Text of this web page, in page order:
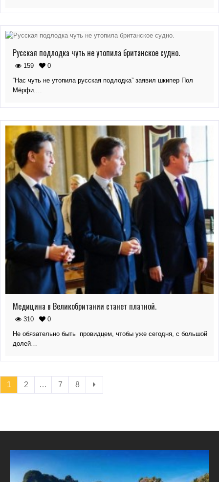
Русская подлодка чуть не утопила британское судно.
159
0
“Нас чуть не утопила русская подлодка” заявил шкипер Пол
Мёрфи.…
Медицина в Великобритании станет платной.
310
0
Не обязательно быть провидцем, чтобы уже сегодня, с большой
долей…
1 2 … 7 8